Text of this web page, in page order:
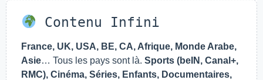
Contenu Infini
France, UK, USA, BE, CA, Afrique, Monde Arabe,
Asie… Tous les pays sont là. Sports (beIN, Canal+,
RMC), Cinéma, Séries, Enfants, Documentaires,